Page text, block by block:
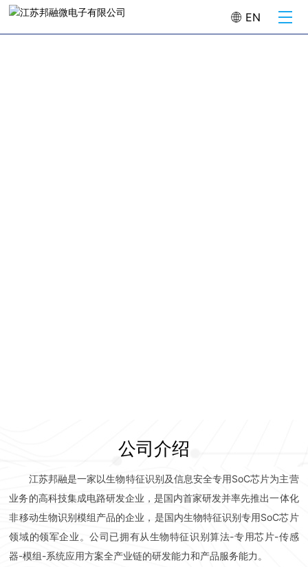
EN
公司介绍
江苏邦融是一家以生物特征识别及信息安全专用SoC芯片为主营
业务的高科技集成电路研发企业，是国内首家研发并率先推出一体化
非移动生物识别模组产品的企业，是国内生物特征识别专用SoC芯片
领域的领军企业。公司已拥有从生物特征识别算法-专用芯片-传感
器-模组-系统应用方案全产业链的研发能力和产品服务能力。